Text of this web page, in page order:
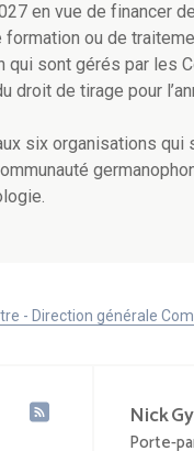
en vue de financer
ou de
qui sont gérés par les
droit de tirage pour
six organisations qui
- Direction générale
Nick
Porte-